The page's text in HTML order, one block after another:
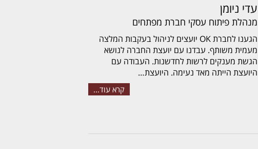
עדי ניומן
מנהלת פיתוח עסקי חברת מפתחים
הגענו לחברת OK יועצים לניהול בעקבות המלצה
מעמית משותף. עבדנו עם יועצת החברה לנושא
הגשת מענקים לרשות לחדשנות. העבודה עם
היועצת הייתה מאד נעימה. היועצת…
קרא עוד...